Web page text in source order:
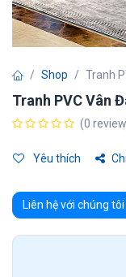
Shop Tranh
Tranh PVC Vân
(0
Yêu thích
Liên hệ với chúng tôi